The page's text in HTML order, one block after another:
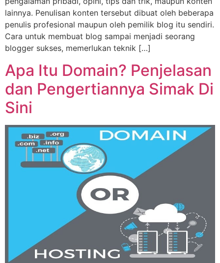
lainnya. Penulisan konten tersebut dibuat oleh beberapa
penulis profesional maupun oleh pemilik blog itu sendiri.
Cara untuk membuat blog sampai menjadi seorang
blogger sukses, memerlukan teknik […]
Apa Itu Domain? Penjelasan
dan Pengertiannya Simak Di
Sini